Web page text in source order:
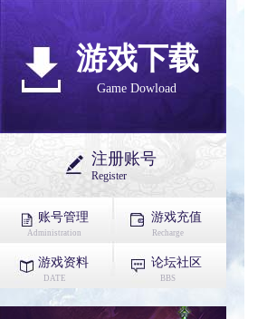
游戏下载
Game Dowload
注册账号
Register
账号管理
Administration
游戏充值
Recharge
游戏资料
DATE
论坛社区
BBS